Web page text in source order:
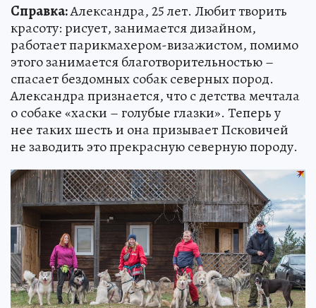
Справка:Александра, 25 лет. Любит творить
красоту: рисует, занимается дизайном,
работает парикмахером-визажистом, помимо
этого занимается благотворительностью –
спасает бездомных собак северных пород.
Александра признается, что с детства мечтала
о собаке «хаски – голубые глазки». Теперь у
нее таких шесть и она призывает Псковичей
не заводить это прекрасную северную породу.